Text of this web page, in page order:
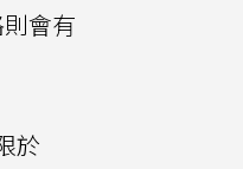
會有
於